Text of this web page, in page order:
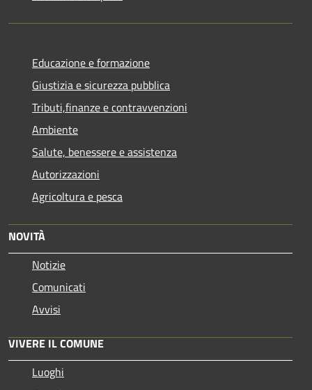
Educazione e formazione
Giustizia e sicurezza pubblica
Tributi,finanze e contravvenzioni
Ambiente
Salute, benessere e assistenza
Autorizzazioni
Agricoltura e pesca
NOVITÀ
Notizie
Comunicati
Avvisi
VIVERE IL COMUNE
Luoghi